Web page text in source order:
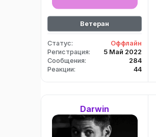
Ветеран
Статус
Оффлайн
Регистрация
5 Май 2022
Сообщения
284
Реакции
44
Darwin